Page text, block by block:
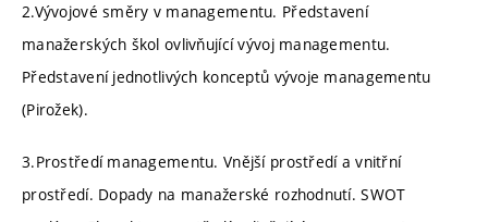
2.Vývojové směry v managementu. Představení
manažerských škol ovlivňující vývoj managementu.
Představení jednotlivých konceptů vývoje managementu
(Pirožek).
3.Prostředí managementu. Vnější prostředí a vnitřní
prostředí. Dopady na manažerské rozhodnutí. SWOT